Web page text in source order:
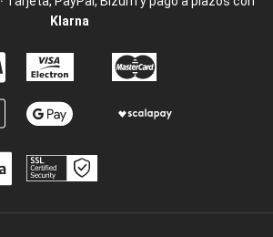
Klarna